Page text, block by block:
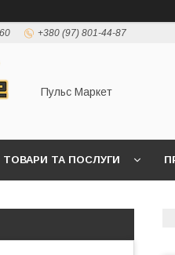
+380 (97) 801-44-87
Пульс Маркет
ТОВАРИ ТА ПОСЛУГИ